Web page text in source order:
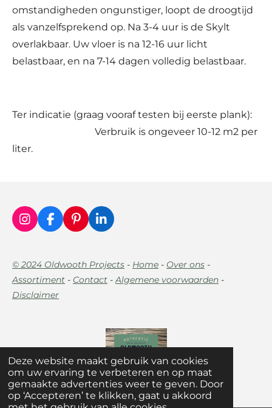
Deze website maakt gebruik van cookies
om uw ervaring te verbeteren en op maat
gemaakte advertenties weer te geven. Door
op ‘Accepteren’ te klikken, gaat u akkoord
omstandigheden ongunstiger, loopt de droogtijd
als vanzelfsprekend op. Na 3-4 uur is de Skylt
overlakbaar. Uw vloer is na 12-16 uur licht
belastbaar, en na 7-14 dagen volledig belastbaar.
Ter indicatie (graag vooraf testen bij eerste plank):
Verbruik is ongeveer 10-12 m2 per
liter.
I
n
a
g
r
F
a
e
b
o
o
P
i
e
r
L
i
k
e
d
© 2024 Oldwooth Projects - Home - Over ons -
Assortiment - Contact -Algemene voorwaarden -
Disclaimer